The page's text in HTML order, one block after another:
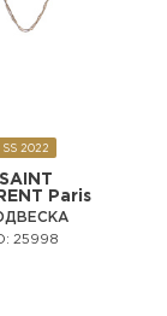
SS 2022
SAINT
Paris
25998